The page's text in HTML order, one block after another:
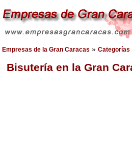
Empresas de la Gran Caracas » Categorías
Bisutería en la Gran